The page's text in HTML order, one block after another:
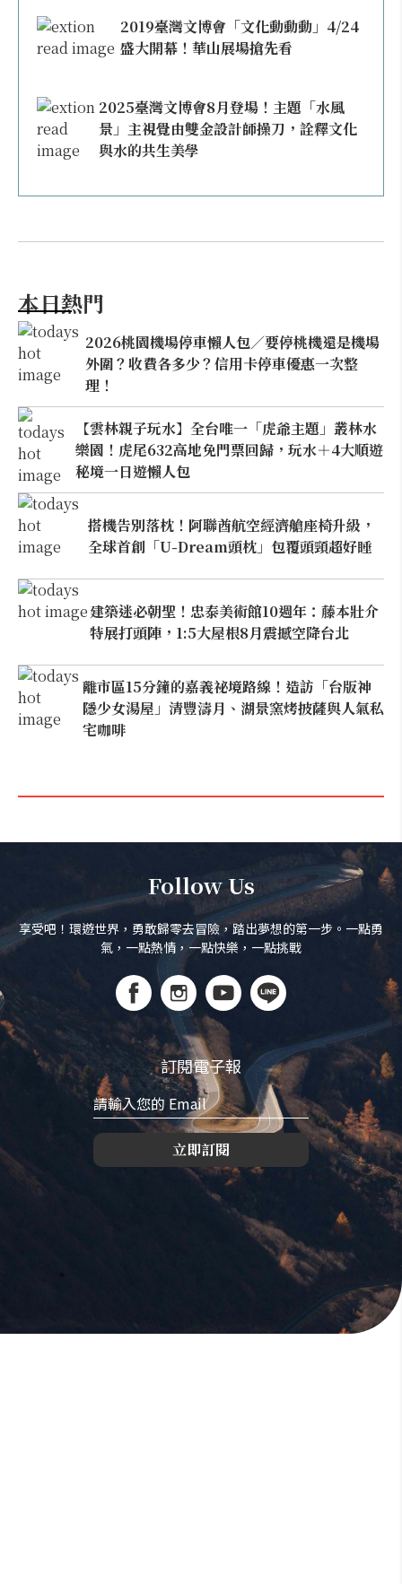
2019臺灣文博會「文化動動動」4/24
盛大開幕！華山展場搶先看
2025臺灣文博會8月登場！主題「水風
景」主視覺由雙金設計師操刀，詮釋文化
與水的共生美學
本日熱門
2026桃園機場停車懶人包／要停桃機還是機場
外圍？收費各多少？信用卡停車優惠一次整
理！
【雲林親子玩水】全台唯一「虎爺主題」叢林水
樂園！虎尾632高地免門票回歸，玩水＋4大順遊
秘境一日遊懶人包
搭機告別落枕！阿聯酋航空經濟艙座椅升級，
全球首創「U-Dream頭枕」包覆頭頸超好睡
建築迷必朝聖！忠泰美術館10週年：藤本壯介
特展打頭陣，1:5大屋根8月震撼空降台北
離市區15分鐘的嘉義祕境路線！造訪「台版神
隱少女湯屋」清豐濤月、湖景窯烤披薩與人氣私
宅咖啡
Follow Us
享受吧！環遊世界，勇敢歸零去冒險，踏出夢想的第一步。一點勇
氣，一點熱情，一點快樂，一點挑戰
訂閱電子報
立即訂閱